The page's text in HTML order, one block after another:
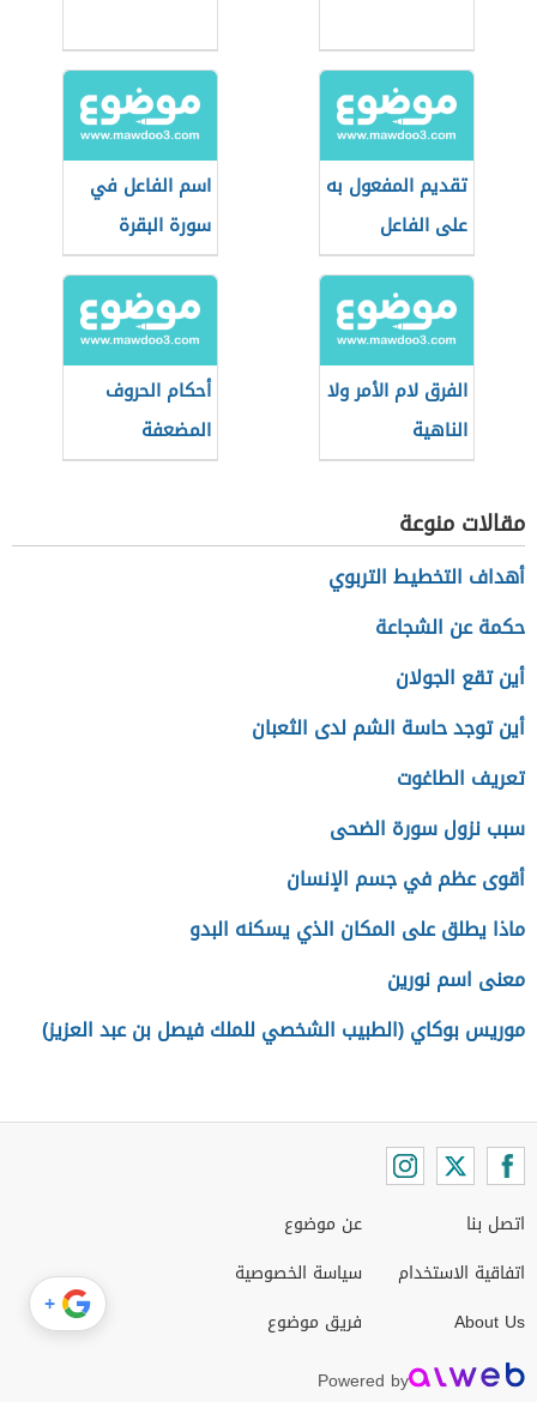
تقديم المفعول به
على الفاعل
اسم الفاعل في
سورة البقرة
الفرق لام الأمر ولا
الناهية
أحكام الحروف
المضعفة
مقالات منوعة
أهداف التخطيط التربوي
حكمة عن الشجاعة
أين تقع الجولان
أين توجد حاسة الشم لدى الثعبان
تعريف الطاغوت
سبب نزول سورة الضحى
أقوى عظم في جسم الإنسان
ماذا يطلق على المكان الذي يسكنه البدو
معنى اسم نورين
موريس بوكاي (الطبيب الشخصي للملك فيصل بن عبد العزيز)
اتصل بنا
اتفاقية الاستخدام
About Us
عن موضوع
سياسة الخصوصية
فريق موضوع
Powered by
+